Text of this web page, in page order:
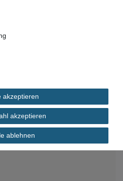
Benad GmbH & Co. KG
7:00–16:00 Uhr
akzeptieren
akzeptieren
ablehnen